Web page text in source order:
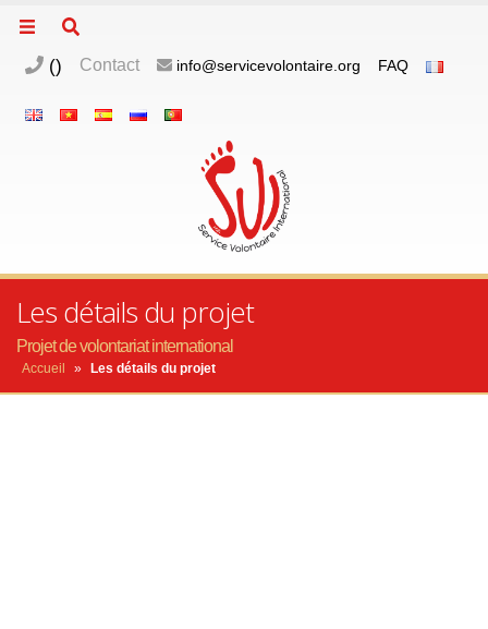
() Contact info@servicevolontaire.org FAQ
Les détails du projet
Projet de volontariat international
Accueil » Les détails du projet